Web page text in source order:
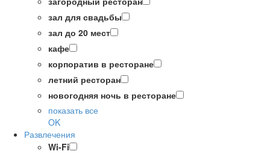
зал для свадьбы
зал до 20 мест
кафе
корпоратив в ресторане
летний ресторан
новогодняя ночь в ресторане
показать все
OK
Развлечения
Wi-Fi